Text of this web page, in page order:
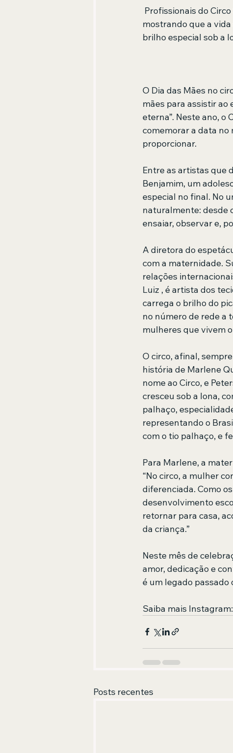
mostrando que a
brilho especial sob a
O Dia das Mães no
mães para assistir ao
eterna”. Neste ano, o
comemorar a data no
proporcionar.
Entre as artistas que
Benjamim, um
especial no final. No
naturalmente: desde
ensaiar, observar e,
A diretora do
com a maternidade.
relações
Luiz , é artista dos
carrega o brilho do
no número de rede a
mulheres que vivem
O circo, afinal,
história de Marlene
nome ao Circo, e
cresceu sob a lona,
palhaço,
representando o
com o tio palhaço, e
Para Marlene, a
“No circo, a mulher
diferenciada. Como
desenvolvimento
retornar para casa,
da criança.”
Neste mês de
amor, dedicação e
é um legado passado
Saiba mais
Posts recentes